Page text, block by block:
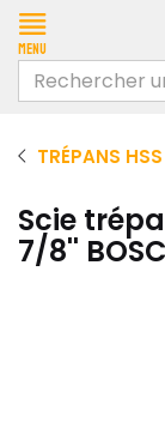
Menu
TRÉPANS
Scie
7/8''